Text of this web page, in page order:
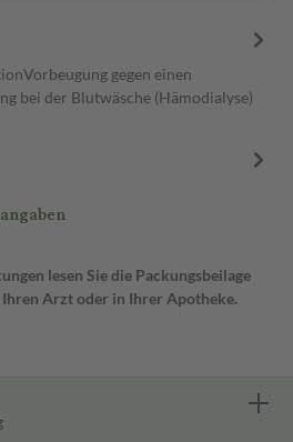
gegen einen
bei der Blutwäsche (Hämodialyse)
lesen Sie die Packungsbeilage
Arzt oder in Ihrer Apotheke.